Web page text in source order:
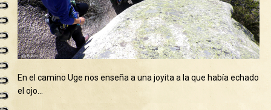
En el camino Uge nos enseña a una joyita a la que había echado
el ojo…